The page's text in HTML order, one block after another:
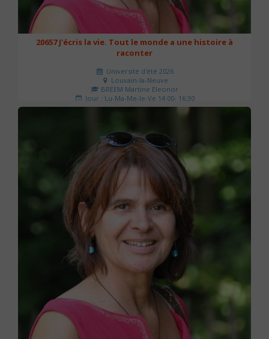
20657 J'écris la vie. Tout le monde a une histoire à
raconter
Université d'été 2026
Louvain-la-Neuve
BREEM Martine Eleonor
Jour : Lu-Ma-Me-Je-Ve 14:00- 16:30
Nombre de séances : 3